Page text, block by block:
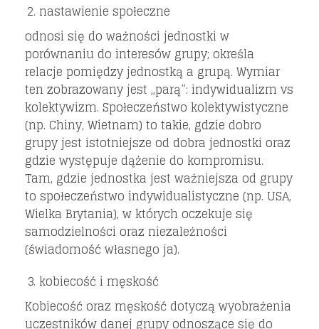
nastawienie społeczne
odnosi się do ważności jednostki w
porównaniu do interesów grupy; określa
relacje pomiędzy jednostką a grupą. Wymiar
ten zobrazowany jest „parą”: indywidualizm vs
kolektywizm. Społeczeństwo kolektywistyczne
(np. Chiny, Wietnam) to takie, gdzie dobro
grupy jest istotniejsze od dobra jednostki oraz
gdzie występuje dążenie do kompromisu.
Tam, gdzie jednostka jest ważniejsza od grupy
to społeczeństwo indywidualistyczne (np. USA,
Wielka Brytania), w których oczekuje się
samodzielności oraz niezależności
(świadomość własnego ja).
kobiecość i męskość
Kobiecość oraz męskość dotyczą wyobrażenia
uczestników danej grupy odnoszące się do